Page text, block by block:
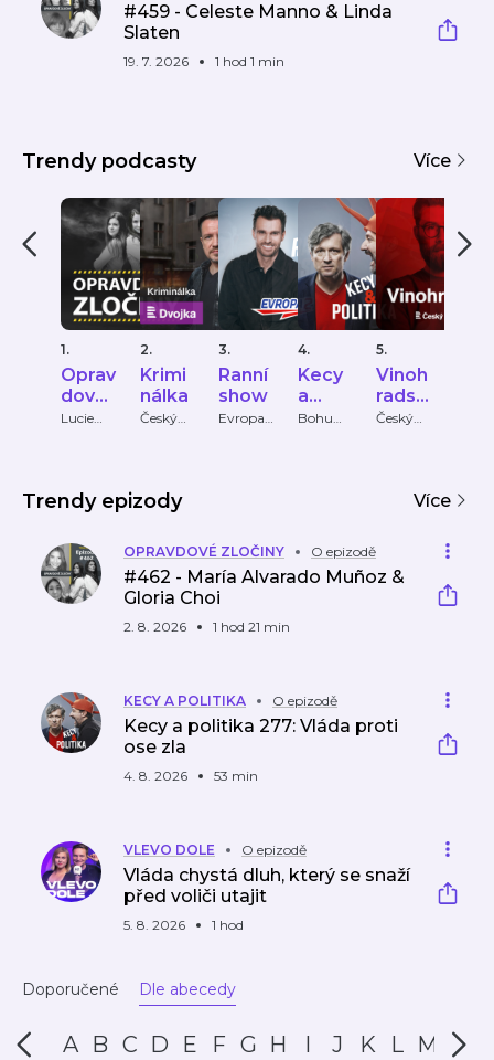
#459 - Celeste Manno & Linda
Slaten
19. 7. 2026 1 hod 1 min
Trendy podcasty Více
1.
Oprav
dové
zločin
Lucie
2.
Krimi
nálka
Český
3.
Ranní
show
Evropa
4.
Kecy
a
politik
Bohumil
5.
Vinoh
radsk
á 12
Český
Trendy epizody Více
OPRAVDOVÉ ZLOČINY O epizodě
#462 - María Alvarado Muñoz &
Gloria Choi
2. 8. 2026 1 hod 21 min
KECY A POLITIKA O epizodě
Kecy a politika 277: Vláda proti
ose zla
4. 8. 2026 53 min
VLEVO DOLE O epizodě
Vláda chystá dluh, který se snaží
před voliči utajit
5. 8. 2026 1 hod
Doporučené Dle abecedy
A B C D E F G H I J K L M N